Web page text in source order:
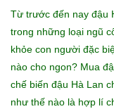
Từ trước đến nay đậu
trong những loại ngũ
khỏe con người đặc
nào cho ngon? Mua
chế biến đậu Hà Lan
như thế nào là hợp lí